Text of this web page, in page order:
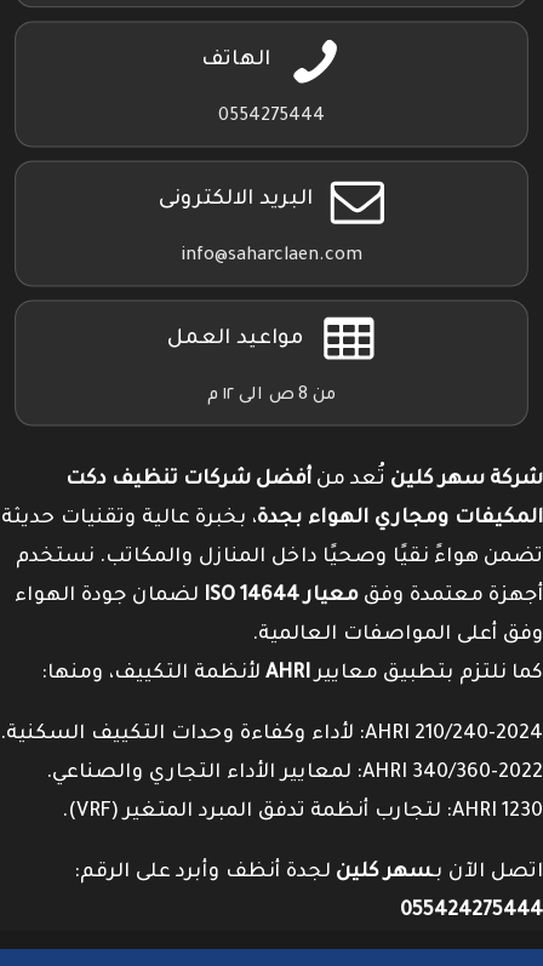
الهاتف
0554275444
البريد الالكترونى
info@saharclaen.com
مواعيد العمل
من 8 ص الى ١٢ م
شركة سهر كلين تُعد من أفضل شركات تنظيف دكت
المكيفات ومجاري الهواء بجدة، بخبرة عالية وتقنيات حديثة
تضمن هواءً نقيًا وصحيًا داخل المنازل والمكاتب. نستخدم
أجهزة معتمدة وفق معيار ISO 14644
لضمان جودة الهواء
وفق أعلى المواصفات العالمية.
كما نلتزم بتطبيق معاييرAHRI لأنظمة التكييف، ومنها:
AHRI 210/240-2024: لأداء وكفاءة وحدات التكييف السكنية.
AHRI 340/360-2022: لمعايير الأداء التجاري والصناعي.
AHRI 1230: لتجارب أنظمة تدفق المبرد المتغير (VRF).
اتصل الآن بـسهر كلين لجدة أنظف وأبرد على الرقم:
055424275444